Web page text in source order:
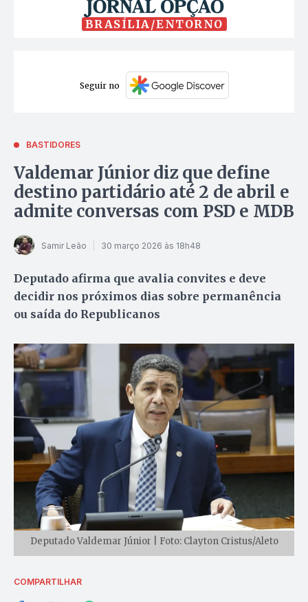
BRASÍLIA/ENTORNO
Seguir no
BASTIDORES
Valdemar Júnior diz que define
destino partidário até 2 de abril e
admite conversas com PSD e MDB
Samir Leão 30 março 2026 às 18h48
Deputado afirma que avalia convites e deve
decidir nos próximos dias sobre permanência
ou saída do Republicanos
Deputado Valdemar Júnior | Foto: Clayton Cristus/Aleto
COMPARTILHAR